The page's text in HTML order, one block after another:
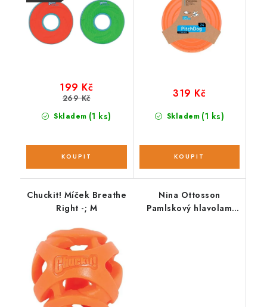
Skladem (1 ks)
199 Kč
269 Kč
Skladem (1 ks)
319 Kč
Chuckit! Míček Breathe
Right -; M
Nina Ottosson
Pamlskový hlavolam